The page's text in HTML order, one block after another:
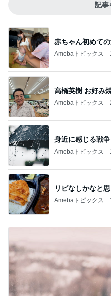
記事
赤ちゃん初めて
Amebaトピックス
高橋英樹 お好み
Amebaトピックス
身近に感じる戦
Amebaトピックス
リピなしかなと
Amebaトピックス